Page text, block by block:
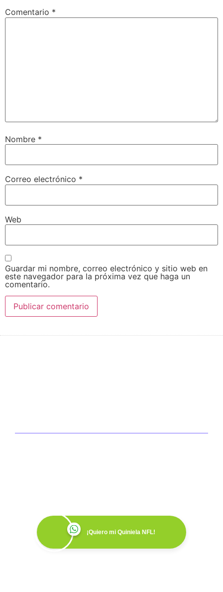
Comentario *
Nombre *
Correo electrónico *
Web
Guardar mi nombre, correo electrónico y sitio web en
este navegador para la próxima vez que haga un
comentario.
¡Quiero mi Quiniela NFL!